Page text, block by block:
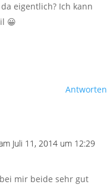
eigentlich? Ich kann
😀
Antworten
Juli 11, 2014 um 12:29
mir beide sehr gut